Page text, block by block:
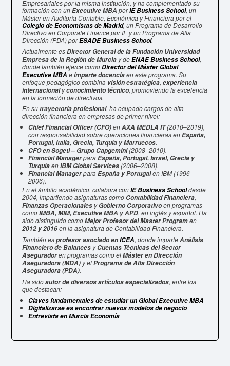
Empresariales por la misma institución, y ha complementado su
formación con unExecutive MBA porIE Business School, un
Máster en Auditoría Contable, Económica y Financiera por el
Colegio de Economistas de Madrid, un Programa de Desarrollo
Directivo en Corporate Finance por IE y un Programa de Alta
Dirección (PDA) porESADE Business School.
Actualmente esDirector General de la Fundación Universidad
Empresa de la Región de Murcia y deENAE Business School,
donde también ejerce comoDirector del Máster Global
Executive MBA eimparte docenciaen este programa. Su
enfoque pedagógico combina visión estratégica,experiencia
internacionalyconocimiento técnico, promoviendo la excelencia
en la formación de directivos.
En sutrayectoria profesional, ha ocupado cargos de alta
dirección financiera en empresas de primer nivel:
Chief Financial Officer (CFO)enAXA MEDLA IT(2010–2019),
con responsabilidad sobre operaciones financieras enEspaña,
Portugal, Italia, Grecia, Turquía y Marruecos.
CFO en Sogeti – Grupo Capgemini(2008–2010).
Financial ManagerparaEspaña, Portugal, Israel, Grecia y
TurquíaenIBM Global Services(2006–2008).
Financial ManagerparaEspaña y Portugalen IBM (1996–
2006).
En el ámbito académico, colabora conIE Business Schooldesde
2004, impartiendo asignaturas como Contabilidad Financiera,
Finanzas Operacionales yGobierno Corporativoen programas
comoIMBA, MIM, Executive MBA y APD, en inglés y español. Ha
sido distinguido comoMejor Profesor del Master Programen
2012 y 2016en la asignatura de Contabilidad Financiera.
También esprofesor asociado enICEA, donde imparteAnálisis
Financiero de Balances yCuentas Técnicas del Sector
Aseguradoren programas como elMáster en Dirección
Aseguradora (MDA) y elPrograma de Alta Dirección
Aseguradora (PDA).
Ha sidoautor de diversos artículos especializados, entre los
que destacan:
Claves fundamentales de estudiar un Global Executive MBA
Digitalizarse es encontrar nuevos modelos de negocio
Entrevista en Murcia Economía